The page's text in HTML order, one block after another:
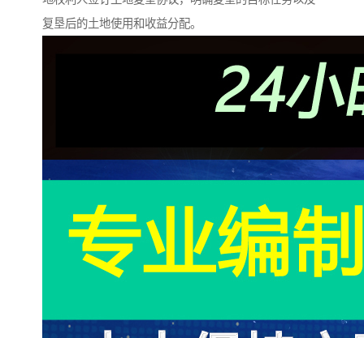
复垦后的土地使用和收益分配。